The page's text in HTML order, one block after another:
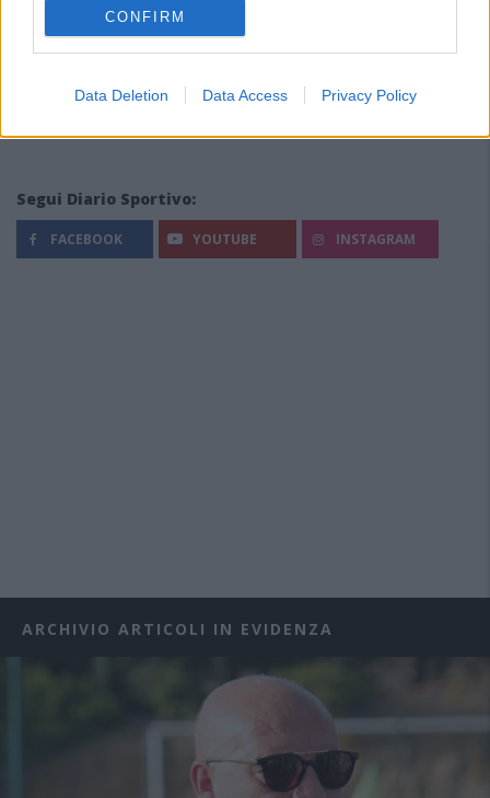
CONFIRM
Data Deletion Data Access Privacy Policy
Segui Diario Sportivo:
FACEBOOK YOUTUBE INSTAGRAM
ARCHIVIO ARTICOLI IN EVIDENZA